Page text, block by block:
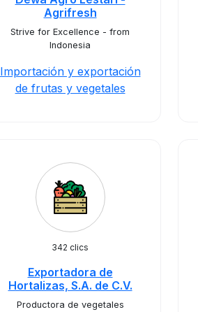
Agrifresh
Strive for Excellence - from
Indonesia
Importación y exportación
de frutas y vegetales
342 clics
Exportadora de
Hortalizas, S.A. de C.V.
Productora de vegetales